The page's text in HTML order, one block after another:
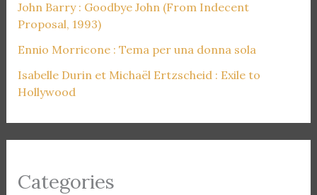
John Barry : Goodbye John (From Indecent
Proposal, 1993)
Ennio Morricone : Tema per una donna sola
Isabelle Durin et Michaël Ertzscheid : Exile to
Hollywood
Categories